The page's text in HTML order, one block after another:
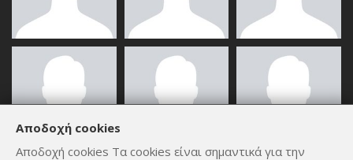
Αποδοχή cookies
Αποδοχή cookies Τα cookies είναι σημαντικά για την